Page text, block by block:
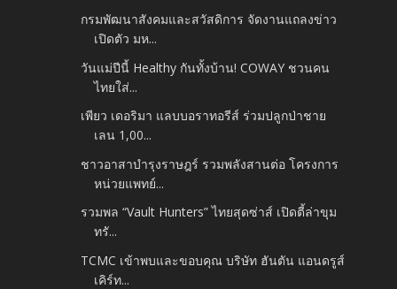
กรมพัฒนาสังคมและสวัสดิการ จัดงานแถลงข่าว
เปิดตัว มห...
วันแม่ปีนี้ Healthy กันทั้งบ้าน! COWAY ชวนคน
ไทยใส่...
เพียว เดอริมา แลบบอราทอรีส์ ร่วมปลูกป่าชาย
เลน 1,00...
ชาวอาสาบำรุงราษฎร์ รวมพลังสานต่อ โครงการ
หน่วยแพทย์...
รวมพล “Vault Hunters” ไทยสุดซ่าส์ เปิดตี้ล่าขุม
ทรั...
TCMC เข้าพบและขอบคุณ บริษัท ฮันตัน แอนดรูส์
เคิร์ท...